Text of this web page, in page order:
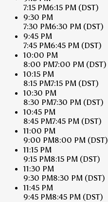
7:15 PM6:15 PM (DST)
9:30 PM
7:30 PM6:30 PM (DST)
9:45 PM
7:45 PM6:45 PM (DST)
10:00 PM
8:00 PM7:00 PM (DST)
10:15 PM
8:15 PM7:15 PM (DST)
10:30 PM
8:30 PM7:30 PM (DST)
10:45 PM
8:45 PM7:45 PM (DST)
11:00 PM
9:00 PM8:00 PM (DST)
11:15 PM
9:15 PM8:15 PM (DST)
11:30 PM
9:30 PM8:30 PM (DST)
11:45 PM
9:45 PM8:45 PM (DST)